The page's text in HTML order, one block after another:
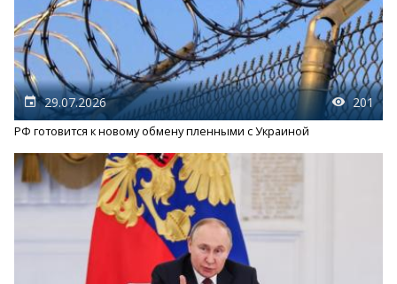
29.07.2026 201
РФ готовится к новому обмену пленными с Украиной